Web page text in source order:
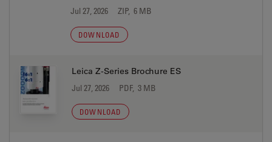
Jul 27, 2026 ZIP, 6 MB
DOWNLOAD
Leica Z-Series Brochure ES
Jul 27, 2026 PDF, 3 MB
DOWNLOAD